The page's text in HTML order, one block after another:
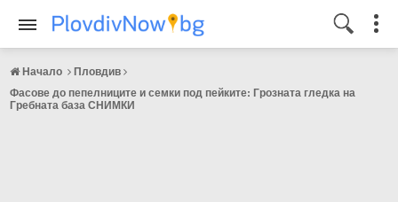
Начало
Пловдив
Фасове до пепелниците и семки под пейките: Грозната гледка на
Гребната база СНИМКИ